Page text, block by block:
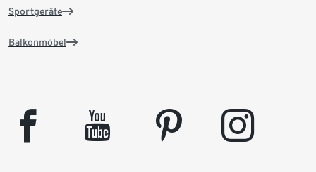
Sportgeräte
Balkonmöbel
facebook youtube pinterest instagram